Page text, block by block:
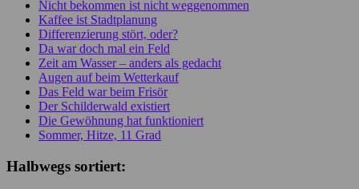
Nicht bekommen ist nicht weggenommen
Kaffee ist Stadtplanung
Differenzierung stört, oder?
Da war doch mal ein Feld
Zeit am Wasser – anders als gedacht
Augen auf beim Wetterkauf
Das Feld war beim Frisör
Der Schilderwald existiert
Die Gewöhnung hat funktioniert
Sommer, Hitze, 11 Grad
Halbwegs sortiert: